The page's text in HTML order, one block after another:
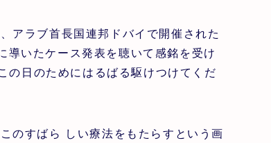
ラブ首長国連邦ドバイで開催された
いたケース発表を聴いて感銘を受け
の日のためにはるばる駆けつけてくだ
すばら しい療法をもたらすという画